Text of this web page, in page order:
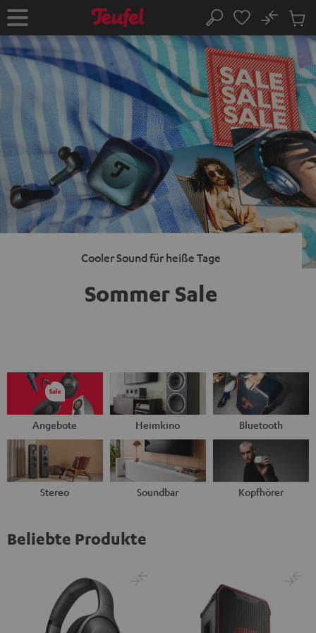
Startseite Suche
No
im
Cooler Sound für heiße Tage
Sommer Sale
Angebote Heimkino Bluetooth
Stereo Soundbar Kopfhörer
Beliebte Produkte